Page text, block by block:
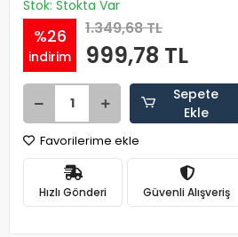
Stok: Stokta Var
%26
indirim
1.349,68 TL
999,78 TL
Sepete
Ekle
Favorilerime ekle
Hızlı Gönderi Güvenli Alışveriş